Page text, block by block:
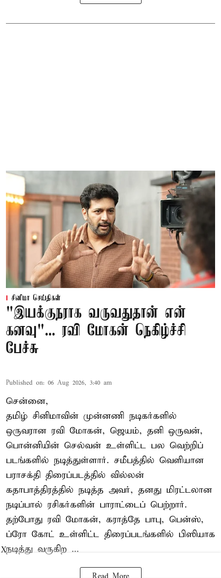
சினிமா செய்திகள்
"இயக்குநராக வருவதுதான் என்
கனவு"... ரவி மோகன் நெகிழ்ச்சி
பேச்சு
Published on: 06 Aug 2026, 3:40 am
சென்னை,
தமிழ் சினிமாவின் முன்னணி நடிகர்களில்
ஒருவரான ரவி மோகன், ஜெயம், தனி ஒருவன்,
பொன்னியின் செல்வன் உள்ளிட்ட பல வெற்றிப்
படங்களில் நடித்துள்ளார். சமீபத்தில் வெளியான
பராசக்தி திரைப்படத்தில் வில்லன்
கதாபாத்திரத்தில் நடித்த அவர், தனது மிரட்டலான
நடிப்பால் ரசிகர்களின் பாராட்டைப் பெற்றார்.
தற்போது ரவி மோகன், கராத்தே பாபு, பென்ஸ்,
ப்ரோ கோட் உள்ளிட்ட திரைப்படங்களில் பிஸியாக
நடித்து வருகிற ...
X